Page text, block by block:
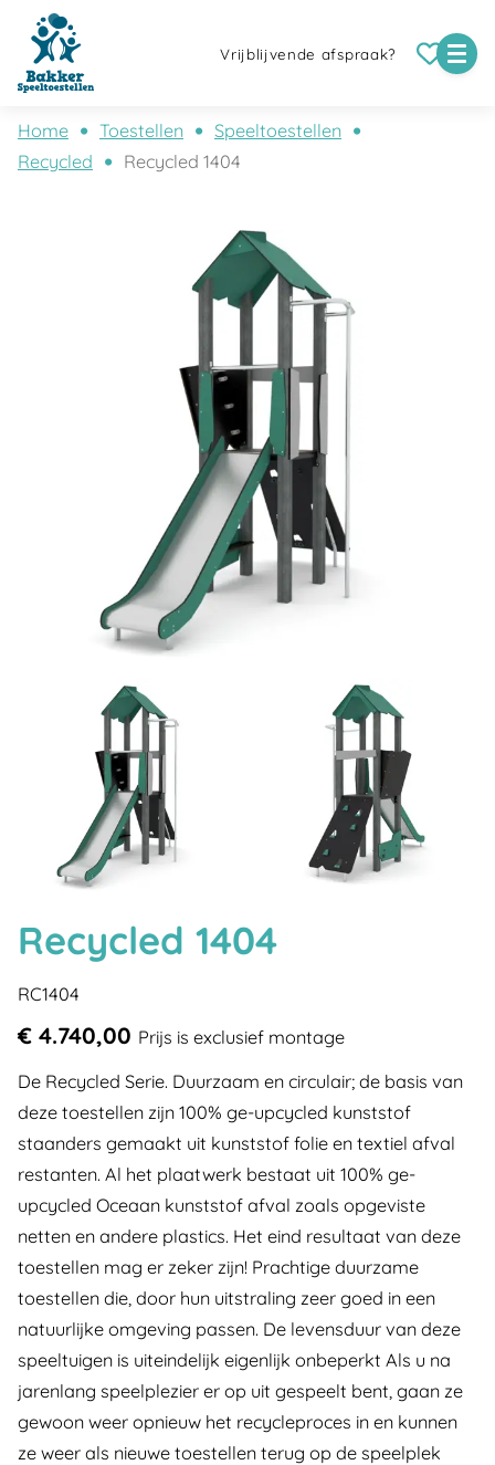
Vrijblijvende afspraak?
Home Toestellen
Speeltoestellen
Recycled
Recycled 1404
Recycled 1404
RC1404
€ 4.740,00 Prijs is exclusief montage
De Recycled Serie. Duurzaam en circulair; de basis van
deze toestellen zijn 100% ge-upcycled kunststof
staanders gemaakt uit kunststof folie en textiel afval
restanten. Al het plaatwerk bestaat uit 100% ge-
upcycled Oceaan kunststof afval zoals opgeviste
netten en andere plastics. Het eind resultaat van deze
toestellen mag er zeker zijn! Prachtige duurzame
toestellen die, door hun uitstraling zeer goed in een
natuurlijke omgeving passen. De levensduur van deze
speeltuigen is uiteindelijk eigenlijk onbeperkt Als u na
jarenlang speelplezier er op uit gespeelt bent, gaan ze
gewoon weer opnieuw het recycleproces in en kunnen
ze weer als nieuwe toestellen terug op de speelplek